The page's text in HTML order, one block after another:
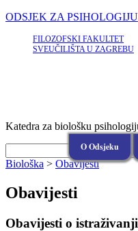
ODSJEK ZA PSIHOLOGIJU
FILOZOFSKI FAKULTET
SVEUČILIŠTA U ZAGREBU
O Odsjeku
Katedra za biološku
Biološka > Obavijesti
Obavijesti
Obavijesti o